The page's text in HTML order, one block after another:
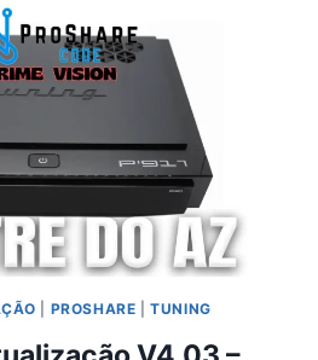
PROSHARE |TUNING